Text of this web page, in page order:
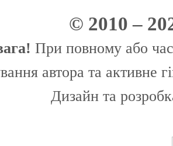
© 2010 –
При повному або
автора та активне
Дизайн та